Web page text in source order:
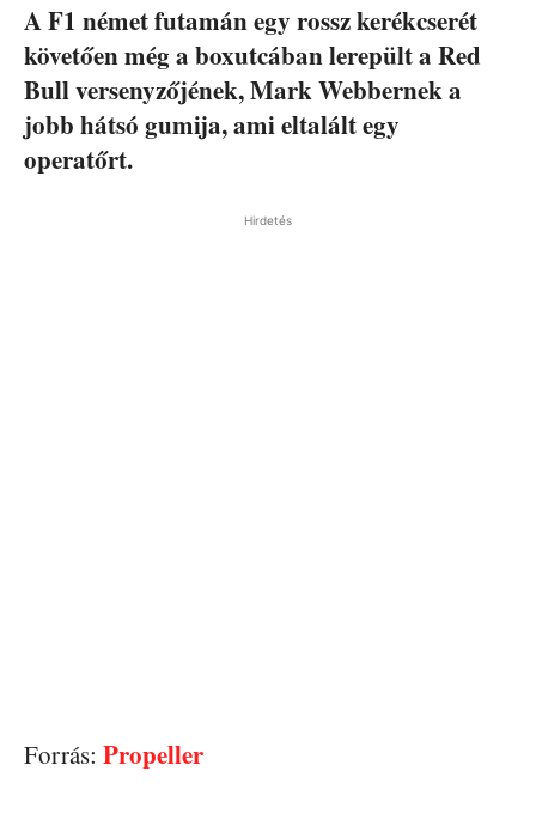
A F1 német futamán egy rossz kerékcserét
követően még a boxutcában lerepült a Red
Bull versenyzőjének, Mark Webbernek a
jobb hátsó gumija, ami eltalált egy
operatőrt.
Hirdetés
Forrás: Propeller